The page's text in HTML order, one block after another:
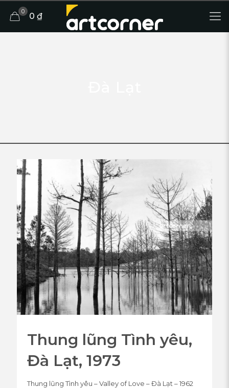
0 0 ₫
Thung lũng Tình yêu,
Đà Lạt, 1973
Thung lũng Tình yêu – Valley of Love – Đà Lạt – 1962